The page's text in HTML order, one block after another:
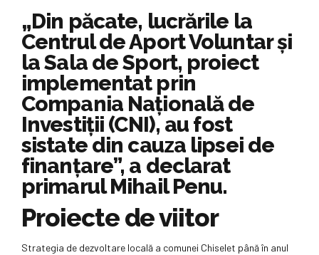
„Din păcate, lucrările la
Centrul de Aport Voluntar și
la Sala de Sport, proiect
implementat prin
Compania Națională de
Investiții (CNI), au fost
sistate din cauza lipsei de
finanțare”, a declarat
primarul Mihail Penu.
Proiecte de viitor
Strategia de dezvoltare locală a comunei Chiselet până în anul